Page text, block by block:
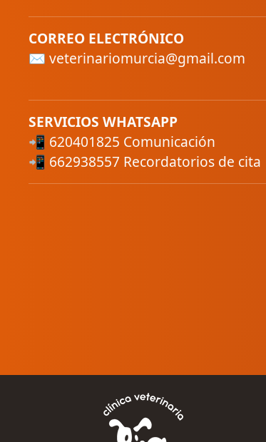
CORREO ELECTRÓNICO
✉ veterinariomurcia@gmail.com
SERVICIOS WHATSAPP
📲 620401825 Comunicación
📲 662938557 Recordatorios de cita